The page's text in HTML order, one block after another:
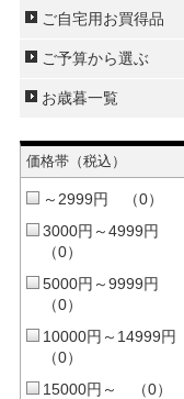
ご自宅用お買得品
ご予算から選ぶ
お歳暮一覧
価格帯（税込）
～2999円 （0）
3000円～4999円
（0）
5000円～9999円
（0）
10000円～14999円
（0）
15000円～ （0）